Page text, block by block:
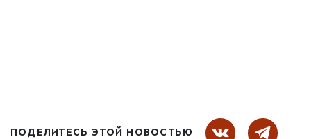
ПОДЕЛИТЕСЬ ЭТОЙ НОВОСТЬЮ